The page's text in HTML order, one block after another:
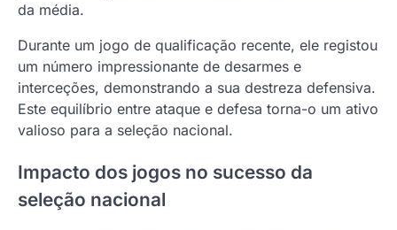
da média.
Durante um jogo de qualificação recente, ele registou
um número impressionante de desarmes e
interceções, demonstrando a sua destreza defensiva.
Este equilíbrio entre ataque e defesa torna-o um ativo
valioso para a seleção nacional.
Impacto dos jogos no sucesso da
seleção nacional